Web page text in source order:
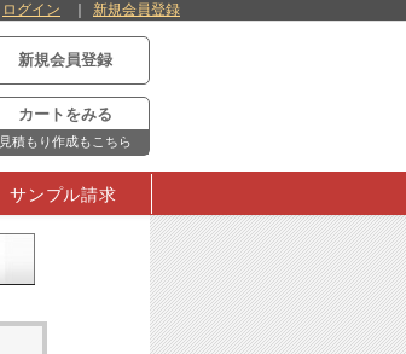
ログイン 新規会員登録
新規会員登録
カートをみる
見積もり作成もこちら
サンプル請求